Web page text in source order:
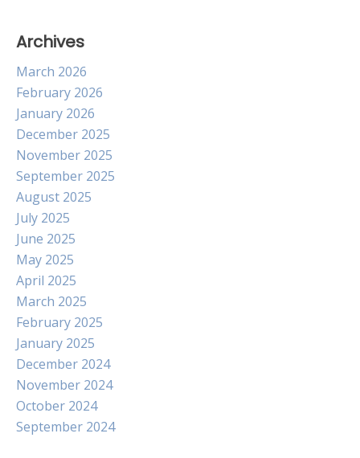
Archives
March 2026
February 2026
January 2026
December 2025
November 2025
September 2025
August 2025
July 2025
June 2025
May 2025
April 2025
March 2025
February 2025
January 2025
December 2024
November 2024
October 2024
September 2024